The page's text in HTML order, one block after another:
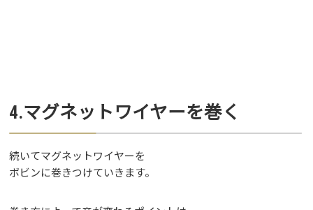
4.マグネットワイヤーを巻く
続いてマグネットワイヤーを
ボビンに巻きつけていきます。